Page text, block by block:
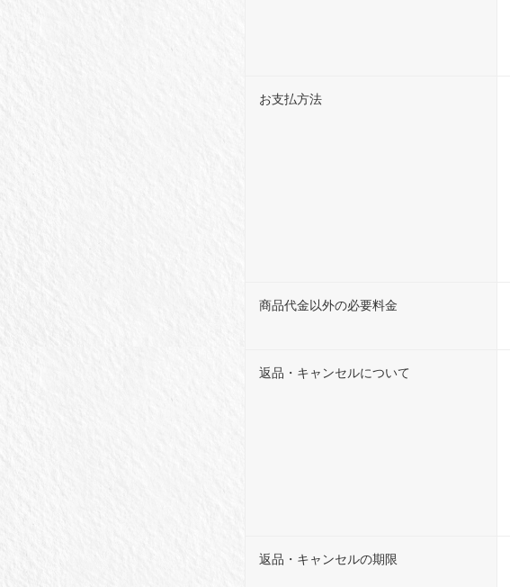
お支払方法
商品代金以外の必要料金
返品・キャンセルについて
返品・キャンセルの期限